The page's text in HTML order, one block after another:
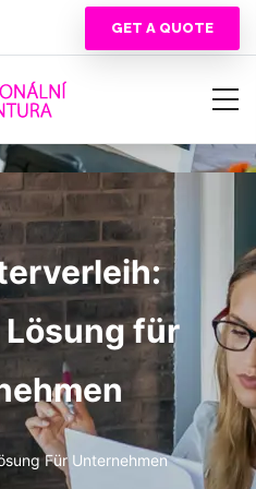
GET A QUOTE
für
Für Unternehmen